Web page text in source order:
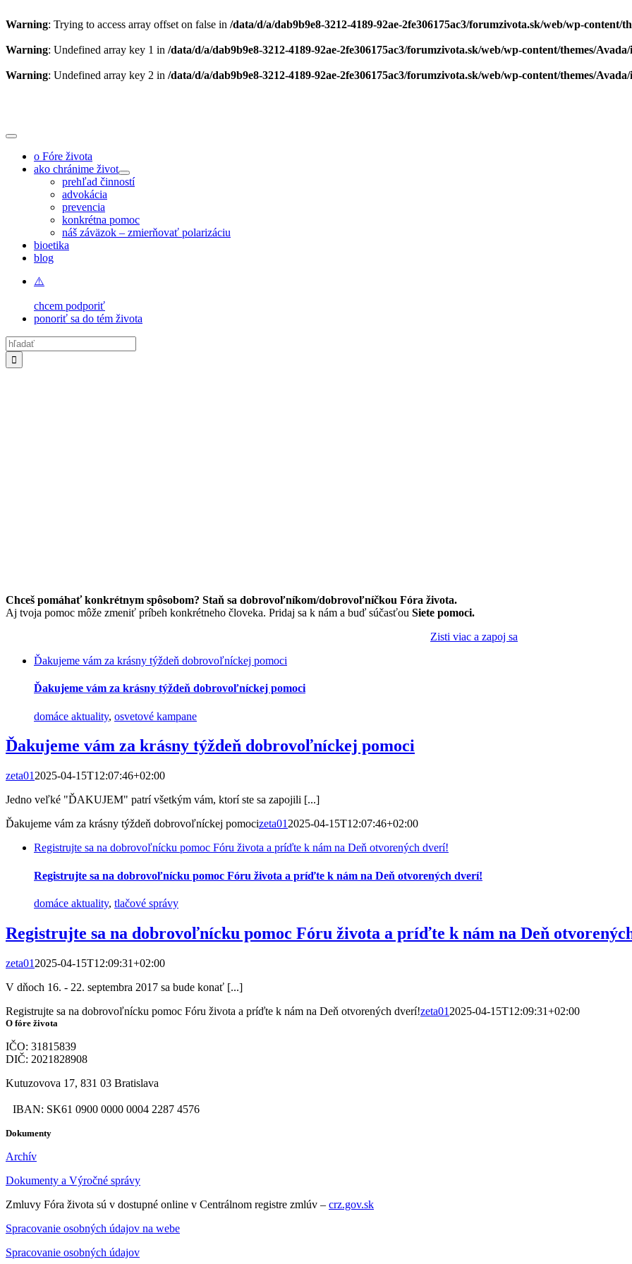
Warning: Trying to access array offset on false in /data/d/a/dab9b9e8-3212-4189-92ae-2fe306175ac3/forumzivota.sk/web/wp-content/
Warning: Undefined array key 1 in /data/d/a/dab9b9e8-3212-4189-92ae-2fe306175ac3/forumzivota.sk/web/wp-content/themes/
Warning: Undefined array key 2 in /data/d/a/dab9b9e8-3212-4189-92ae-2fe306175ac3/forumzivota.sk/web/wp-content/themes/
Toggle
Navigationo Fóre života
ako chránime život
prehľad činností
advokácia
prevencia
konkrétna pomoc
náš záväzok – zmierňovať polarizáciu
bioetika
blog
chcem podporiť
ponoriť sa do tém života
Hľadať:
Chceš pomáhať konkrétnym spôsobom? Staň sa dobrovoľníkom/dobrovoľníčkou Fóra života.
Aj tvoja pomoc môže zmeniť príbeh konkrétneho človeka. Pridaj sa k nám a buď súčasťou Siete pomoci.
Zisti viac a zapoj sa
Ďakujeme vám za krásny týždeň dobrovoľníckej pomoci
Ďakujeme vám za krásny týždeň dobrovoľníckej pomoci
domáce aktuality, osvetové kampane
Ďakujeme vám za krásny týždeň dobrovoľníckej pomoci
zeta01 2025-04-15T12:07:46+02:00
Jedno veľké "ĎAKUJEM" patrí všetkým vám, ktorí ste sa zapojili [...]
Ďakujeme vám za krásny týždeň dobrovoľníckej pomocizeta01 2025-04-15T12:07:46+02:00
Registrujte sa na dobrovoľnícku pomoc Fóru života a príďte k nám na Deň otvorených dverí!
Registrujte sa na dobrovoľnícku pomoc Fóru života a príďte k nám na Deň otvorených dverí!
domáce aktuality, tlačové správy
Registrujte sa na dobrovoľnícku pomoc Fóru života a príďte k nám na Deň
zeta01 2025-04-15T12:09:31+02:00
V dňoch 16. - 22. septembra 2017 sa bude konať [...]
Registrujte sa na dobrovoľnícku pomoc Fóru života a príďte k nám na Deň otvorených dverí!zeta01 2025-04-15T12:09:31+02:00
O fóre života
IČO: 31815839
DIČ: 2021828908
Kutuzovova 17, 831 03 Bratislava
IBAN: SK61 0900 0000 0004 2287 4576
Dokumenty
Archív
Dokumenty a Výročné správy
Zmluvy Fóra života sú v dostupné online v Centrálnom registre zmlúv – crz.gov.sk
Spracovanie osobných údajov na webe
Spracovanie osobných údajov